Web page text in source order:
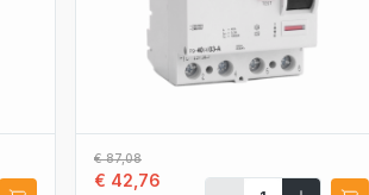
€ 87,08
€ 42,76